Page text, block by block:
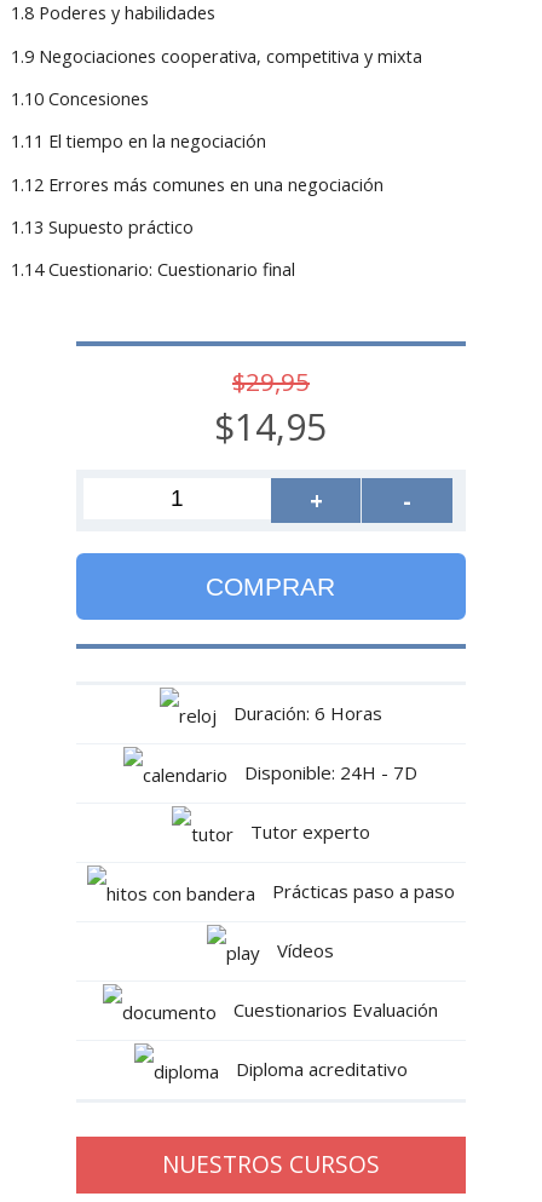
1.8 Poderes y habilidades
1.9 Negociaciones cooperativa, competitiva y mixta
1.10 Concesiones
1.11 El tiempo en la negociación
1.12 Errores más comunes en una negociación
1.13 Supuesto práctico
1.14 Cuestionario: Cuestionario final
$29,95
$14,95
+ -
COMPRAR
Duración: 6 Horas
Disponible: 24H - 7D
Tutor experto
Prácticas paso a paso
Vídeos
Cuestionarios Evaluación
Diploma acreditativo
NUESTROS CURSOS